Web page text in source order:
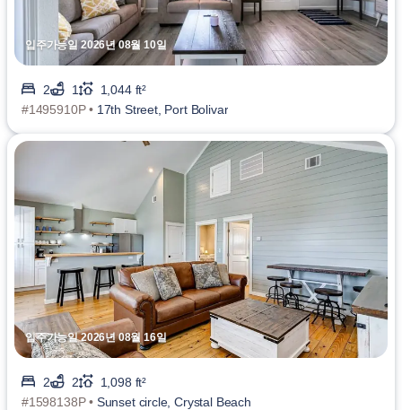
입주가능일 2026년 08월 10일
2 1
1,044 ft²
#1495910P • 17th Street, Port Bolivar
입주가능일 2026년 08월 16일
2 2
1,098 ft²
#1598138P • Sunset circle, Crystal Beach